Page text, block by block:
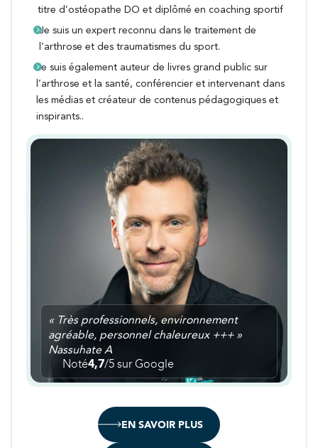
EN SAVOIR PLUS
titre d’ostéopathe DO et diplômé en coaching sportif
Je suis un expert reconnu dans le traitement de
l’arthrose et des traumatismes du sport.
Je suis également auteur de livres grand public sur
l’arthrose et la santé, conférencier et intervenant dans
les médias et créateur de contenus pédagogiques et
inspirants..
« Très professionnels, environnement
agréable, personnel chaleureux +++ »
Nassuhate A
Noté4,7/5 sur Google